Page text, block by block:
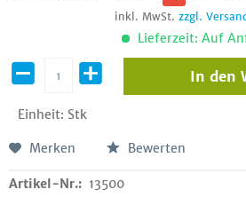
inkl. MwSt. zzgl.
Lieferzeit: Auf
Einheit: Stk
In den
Merken Bewerten
Artikel-Nr.: 13500